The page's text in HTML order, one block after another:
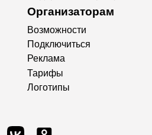
Организаторам
Возможности
Подключиться
Реклама
Тарифы
Логотипы